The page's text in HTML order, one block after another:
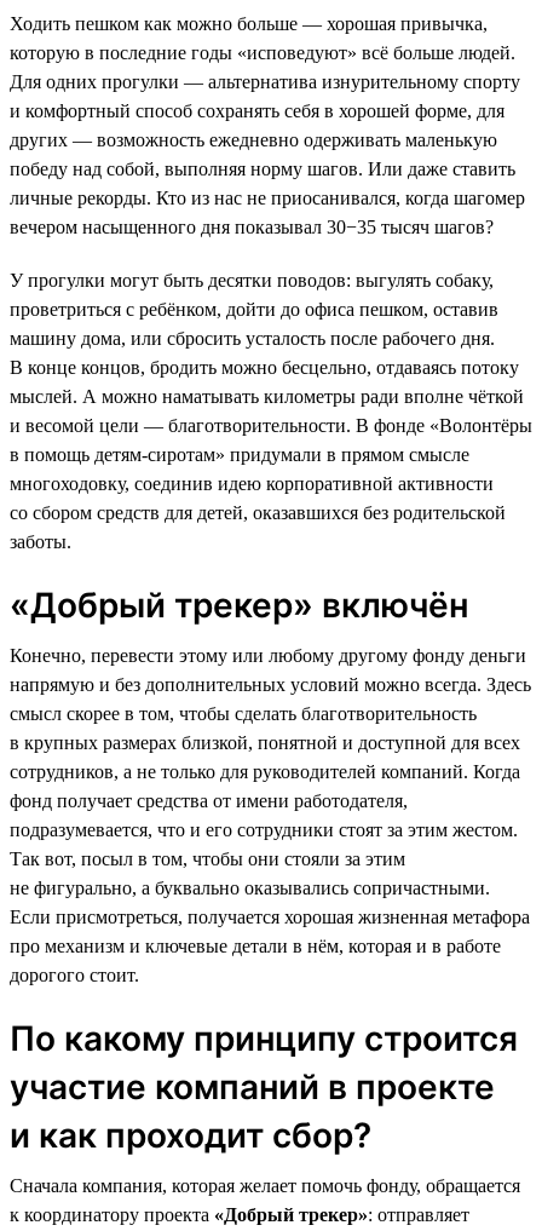
Ходить пешком как можно больше — хорошая привычка,
которую в последние годы «исповедуют» всё больше людей.
Для одних прогулки — альтернатива изнурительному спорту
и комфортный способ сохранять себя в хорошей форме, для
других — возможность ежедневно одерживать маленькую
победу над собой, выполняя норму шагов. Или даже ставить
личные рекорды. Кто из нас не приосанивался, когда шагомер
вечером насыщенного дня показывал 30−35 тысяч шагов?
У прогулки могут быть десятки поводов: выгулять собаку,
проветриться с ребёнком, дойти до офиса пешком, оставив
машину дома, или сбросить усталость после рабочего дня.
В конце концов, бродить можно бесцельно, отдаваясь потоку
мыслей. А можно наматывать километры ради вполне чёткой
и весомой цели — благотворительности. В фонде «Волонтёры
в помощь детям-сиротам» придумали в прямом смысле
многоходовку, соединив идею корпоративной активности
со сбором средств для детей, оказавшихся без родительской
заботы.
«Добрый трекер» включён
Конечно, перевести этому или любому другому фонду деньги
напрямую и без дополнительных условий можно всегда. Здесь
смысл скорее в том, чтобы сделать благотворительность
в крупных размерах близкой, понятной и доступной для всех
сотрудников, а не только для руководителей компаний. Когда
фонд получает средства от имени работодателя,
подразумевается, что и его сотрудники стоят за этим жестом.
Так вот, посыл в том, чтобы они стояли за этим
не фигурально, а буквально оказывались сопричастными.
Если присмотреться, получается хорошая жизненная метафора
про механизм и ключевые детали в нём, которая и в работе
дорогого стоит.
По какому принципу строится
участие компаний в проекте
и как проходит сбор?
Сначала компания, которая желает помочь фонду, обращается
к координатору проекта «Добрый трекер»: отправляет